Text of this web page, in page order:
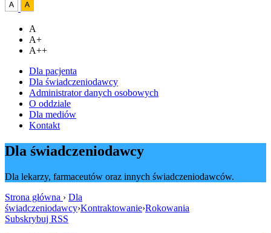
A
A+
A++
Dla pacjenta
Dla świadczeniodawcy
Administrator danych osobowych
O oddziale
Dla mediów
Kontakt
Dla świadczeniodawcy
Dla lekarzy, farmaceutów oraz innych świadczeniodawców.
Strona główna › Dla
świadczeniodawcy›Kontraktowanie›Rokowania
Subskrybuj RSS